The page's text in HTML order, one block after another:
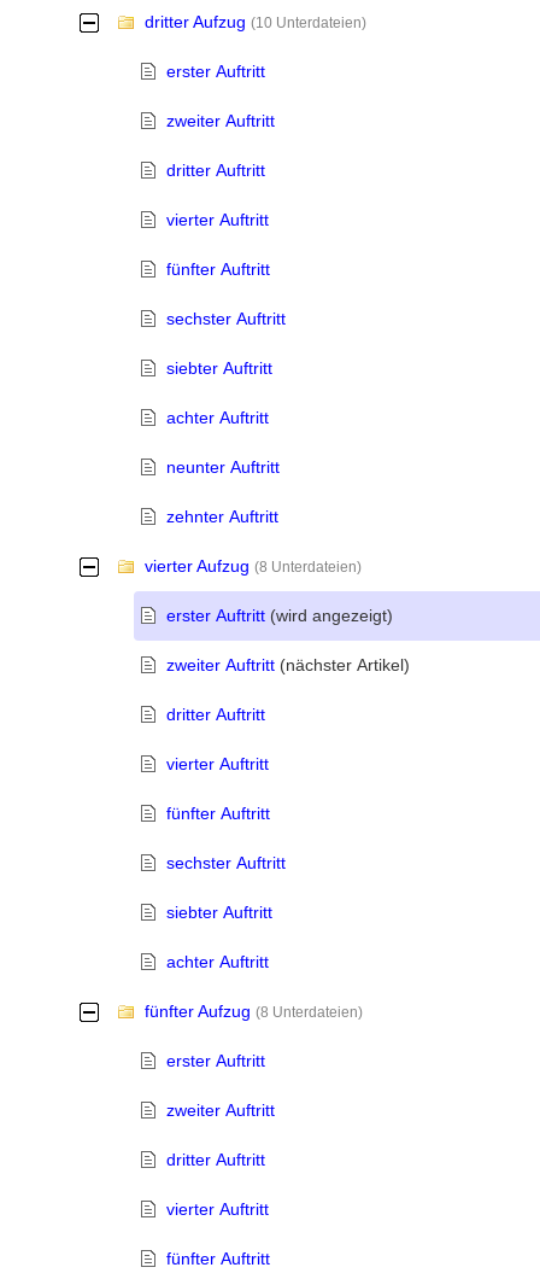
- dritter Aufzug (10 Unterdateien)
erster Auftritt
zweiter Auftritt
dritter Auftritt
vierter Auftritt
fünfter Auftritt
sechster Auftritt
siebter Auftritt
achter Auftritt
neunter Auftritt
zehnter Auftritt
- vierter Aufzug (8 Unterdateien)
erster Auftritt(wird angezeigt)
zweiter Auftritt(nächster Artikel)
dritter Auftritt
vierter Auftritt
fünfter Auftritt
sechster Auftritt
siebter Auftritt
achter Auftritt
- fünfter Aufzug (8 Unterdateien)
erster Auftritt
zweiter Auftritt
dritter Auftritt
vierter Auftritt
fünfter Auftritt